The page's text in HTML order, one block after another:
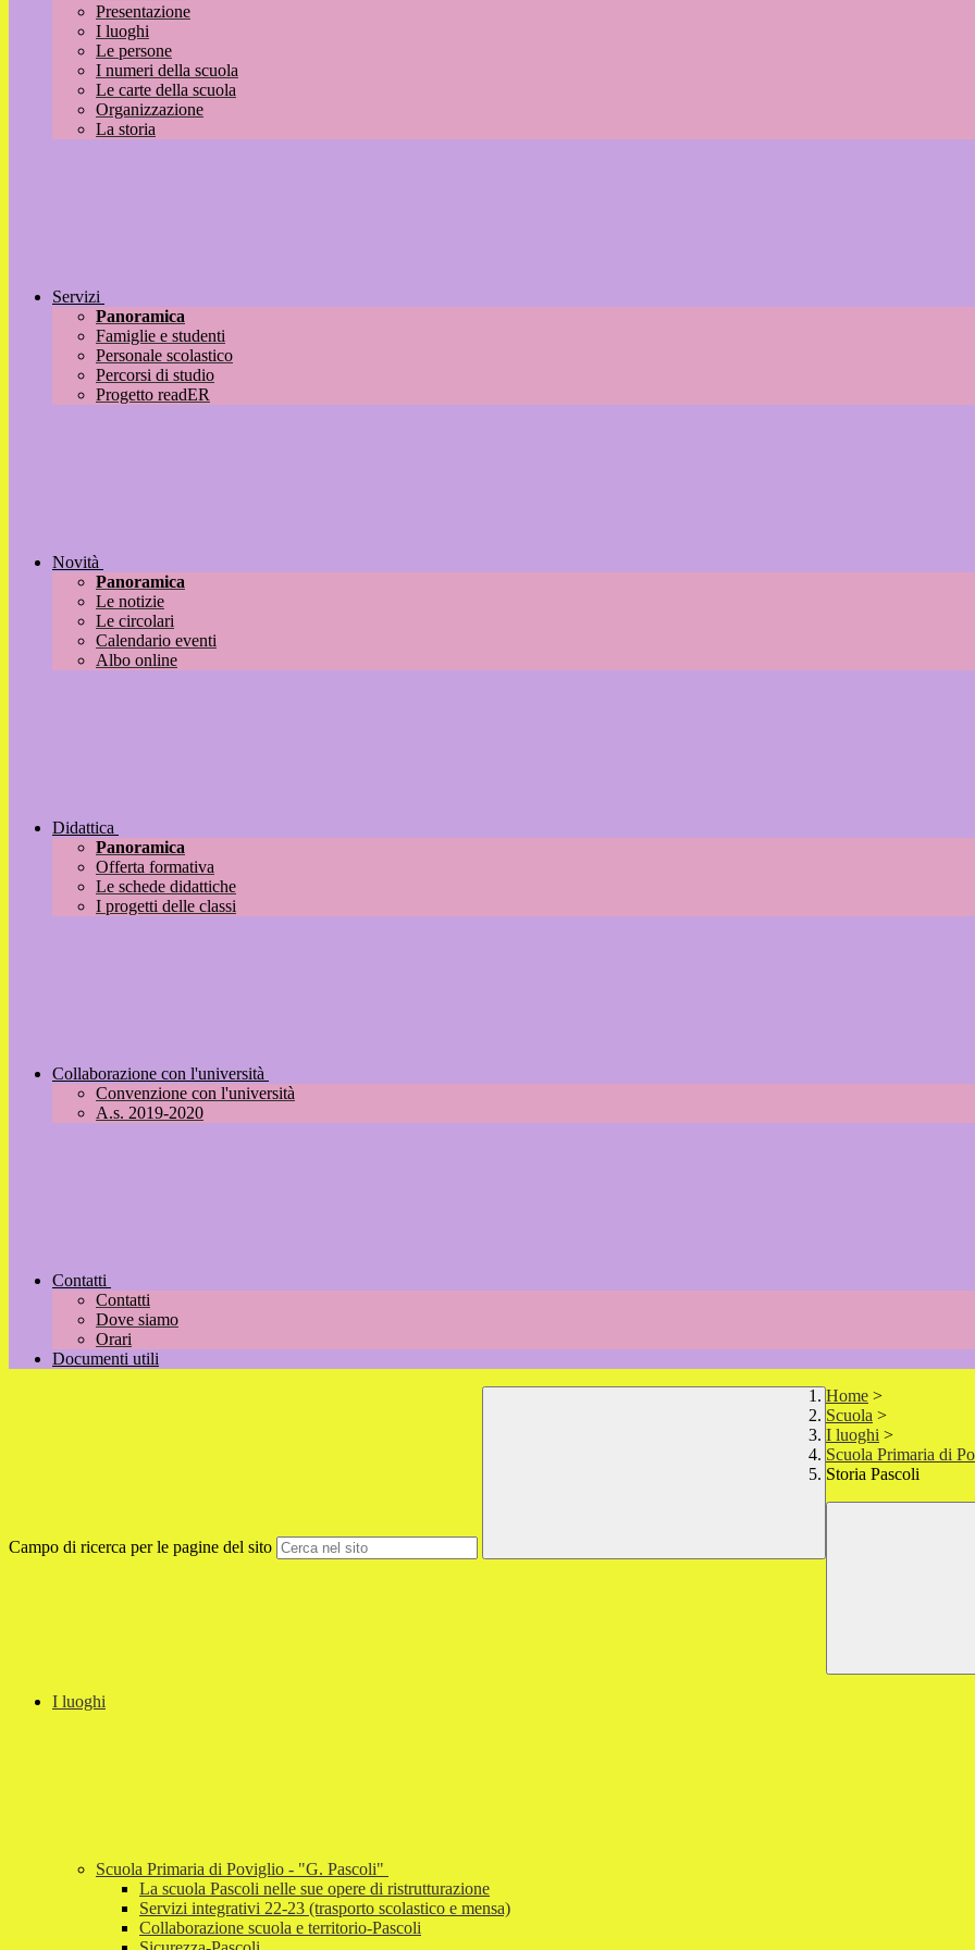
Presentazione
I luoghi
Le persone
I numeri della scuola
Le carte della scuola
Organizzazione
La storia
Servizi
Panoramica
Famiglie e studenti
Personale scolastico
Percorsi di studio
Progetto readER
Novità
Panoramica
Le notizie
Le circolari
Calendario eventi
Albo online
Didattica
Panoramica
Offerta formativa
Le schede didattiche
I progetti delle classi
Collaborazione con l'università
Convenzione con l'università
A.s. 2019-2020
Contatti
Contatti
Dove siamo
Orari
Documenti utili
Campo di ricerca per le pagine del sito
Home >
Scuola >
I luoghi >
Scuola Primaria di
Storia Pascoli
I luoghi
Scuola Primaria di Poviglio - "G. Pascoli"
La scuola Pascoli nelle sue opere di ristrutturazione
Servizi integrativi 22-23 (trasporto scolastico e mensa)
Collaborazione scuola e territorio-Pascoli